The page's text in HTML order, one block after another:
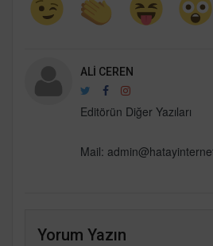
ALI CEREN
Editörün Diğer Yazıları
Mail:
Yorum Yazın